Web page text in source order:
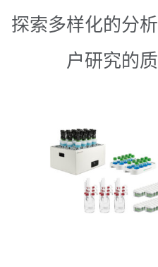
探索多样化的分
户研究的